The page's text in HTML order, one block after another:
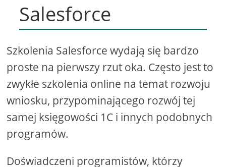
Salesforce
Szkolenia Salesforce wydają się bardzo
proste na pierwszy rzut oka. Często jest to
zwykłe szkolenia online na temat rozwoju
wniosku, przypominającego rozwój tej
samej księgowości 1C i innych podobnych
programów.
Doświadczeni programistów, którzy